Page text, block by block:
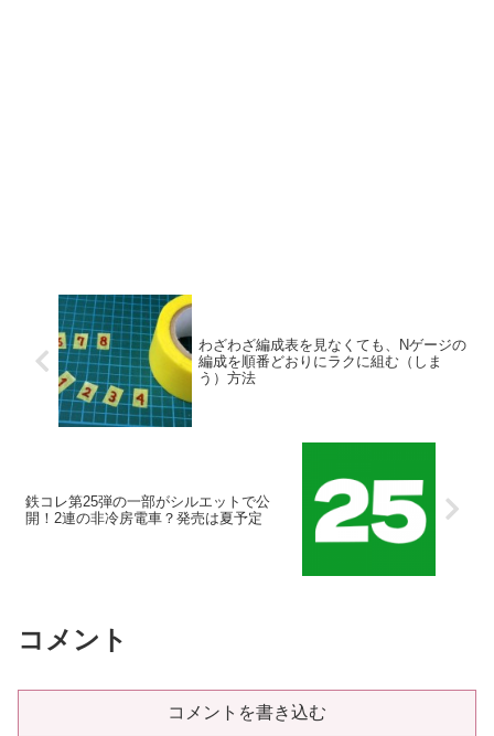
わざわざ編成表を見なくても、Nゲージの
編成を順番どおりにラクに組む（しま
う）方法
鉄コレ第25弾の一部がシルエットで公
開！2連の非冷房電車？発売は夏予定
コメント
コメントを書き込む